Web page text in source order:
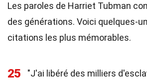
Les paroles de Harriet Tubman
des générations. Voici quelques-
citations les plus mémorables.
25
"J'ai libéré des milliers